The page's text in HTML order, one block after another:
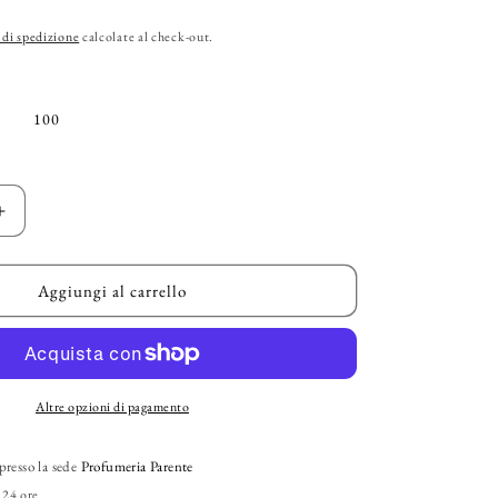
g
a
di spedizionecalcolate al check-out.
100
Aumenta
ZADIGAggiungi al carrello
Altre opzioni di pagamento
la sede Profumeria Parente